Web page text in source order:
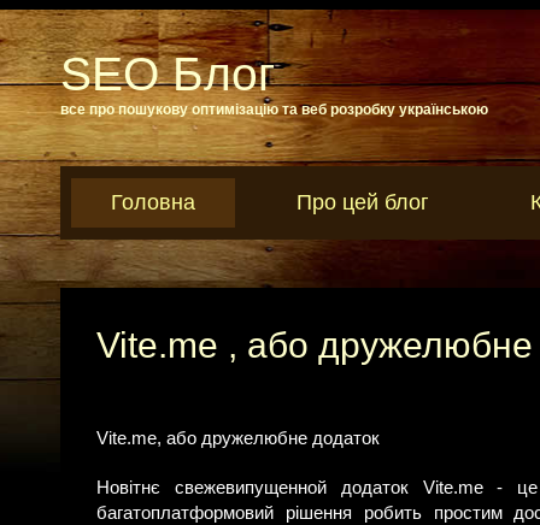
SEO Блог
все про пошукову оптимізацію та веб розробку українською
Головна Про цей блог
Vite.me , або дружелюбне
Vite.me, або дружелюбне додаток
Новітнє свежевипущенной додаток Vite.me -
багатоплатформовий рішення робить простим